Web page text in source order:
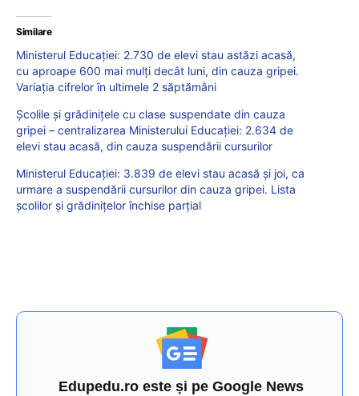
Similare
Ministerul Educației: 2.730 de elevi stau astăzi acasă,
cu aproape 600 mai mulți decât luni, din cauza gripei.
Variația cifrelor în ultimele 2 săptămâni
Școlile și grădinițele cu clase suspendate din cauza
gripei – centralizarea Ministerului Educației: 2.634 de
elevi stau acasă, din cauza suspendării cursurilor
Ministerul Educației: 3.839 de elevi stau acasă și joi, ca
urmare a suspendării cursurilor din cauza gripei. Lista
școlilor și grădinițelor închise parțial
Edupedu.ro este și pe Google News